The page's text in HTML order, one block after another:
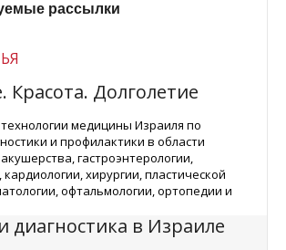
рассылки
Красота. Долголетие
медицины Израиля по
и профилактики в области
гастроэнтерологии,
хирургии, пластической
офтальмологии, ортопедии и
диагностика в Израиле